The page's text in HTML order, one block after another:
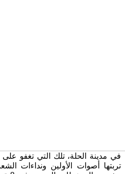
في مدينة الحلة، تلك التي تغفو
تربتها أصوات الأولين ونداءات